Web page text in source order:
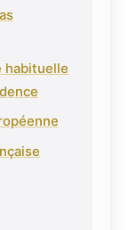
habituelle